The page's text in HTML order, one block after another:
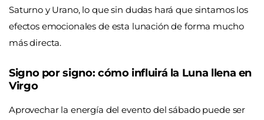
Saturno y Urano, lo que sin dudas hará que sintamos los
efectos emocionales de esta lunación de forma mucho
más directa.
Signo por signo: cómo influirá la Luna llena en
Virgo
Aprovechar la energía del evento del sábado puede ser